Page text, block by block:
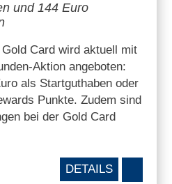
und 144 Euro
Card wird aktuell mit
Aktion angeboten:
als Startguthaben oder
Punkte. Zudem sind
bei der Gold Card
DETAILS